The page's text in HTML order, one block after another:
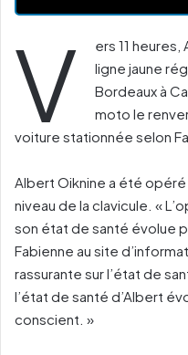
V
ers 11
ligne jaune
Bordeaux à
moto le
voiture stationnée selon
Albert Oiknine a été opéré
niveau de la clavicule. «
son état de santé évolue
Fabienne au site
rassurante sur l’état de
l’état de santé d’Albert
conscient. »